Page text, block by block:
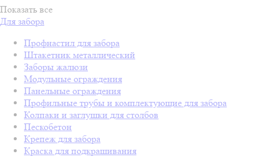
Показать все
Для забора
Профнастил для забора
Штакетник металлический
Заборы жалюзи
Модульные ограждения
Панельные ограждения
Профильные трубы и комплектующие для забора
Колпаки и заглушки для столбов
Пескобетон
Крепеж для забора
Краска для подкрашивания